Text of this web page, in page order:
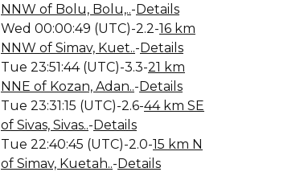
NNW of Bolu, Bolu,..-Details
Wed 00:00:49 (UTC)-2.2-16 km
NNW of Simav, Kuet..-Details
Tue 23:51:44 (UTC)-3.3-21 km
NNE of Kozan, Adan..-Details
Tue 23:31:15 (UTC)-2.6-44 km SE
of Sivas, Sivas..-Details
Tue 22:40:45 (UTC)-2.0-15 km N
of Simav, Kuetah..-Details